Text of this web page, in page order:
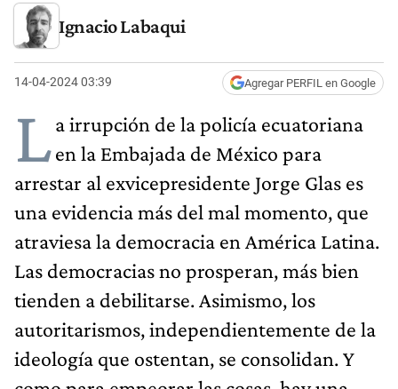
Ignacio Labaqui
14-04-2024 03:39 Agregar PERFIL en Google
La irrupción de la policía ecuatoriana
en la Embajada de México para
arrestar al exvicepresidente Jorge Glas es
una evidencia más del mal momento, que
atraviesa la democracia en América Latina.
Las democracias no prosperan, más bien
tienden a debilitarse. Asimismo, los
autoritarismos, independientemente de la
ideología que ostentan, se consolidan. Y